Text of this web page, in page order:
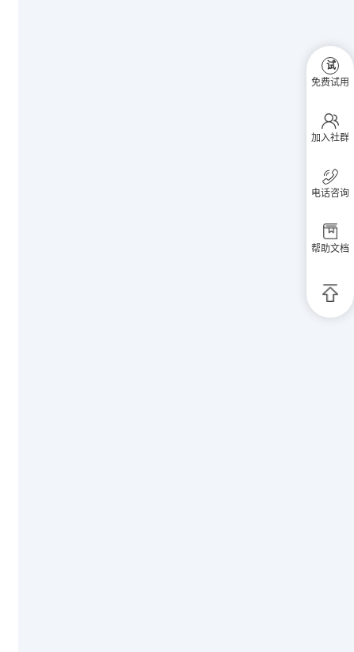
试
免费试用
加入社群
电话咨询
帮助文档